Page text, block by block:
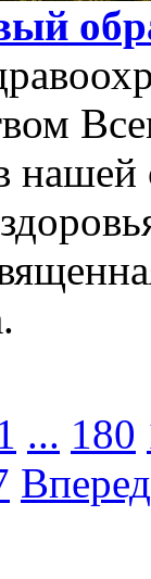
нашей
... 180
Вперед